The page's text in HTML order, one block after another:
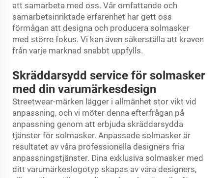
att samarbeta med oss. Vår omfattande och
samarbetsinriktade erfarenhet har gett oss
förmågan att designa och producera solmasker
med större fokus. Vi kan även säkerställa att kraven
från varje marknad snabbt uppfylls.
Skräddarsydd service för solmasker
med din varumärkesdesign
Streetwear-märken lägger i allmänhet stor vikt vid
anpassning, och vi möter denna efterfrågan på
anpassning genom att erbjuda skräddarsydda
tjänster för solmasker. Anpassade solmasker är
resultatet av våra professionella designers fria
anpassningstjänster. Dina exklusiva solmasker med
ditt varumärkeslogotyp skapas av våra designers,